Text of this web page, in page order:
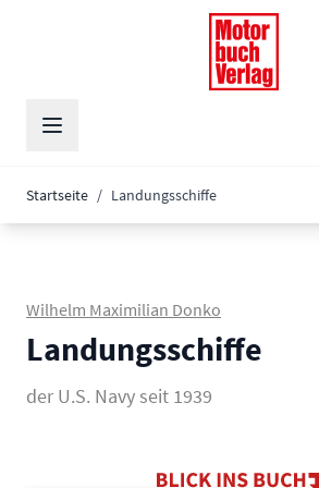
Startseite / Landungsschiffe
Wilhelm Maximilian Donko
Landungsschiffe
der U.S. Navy seit 1939